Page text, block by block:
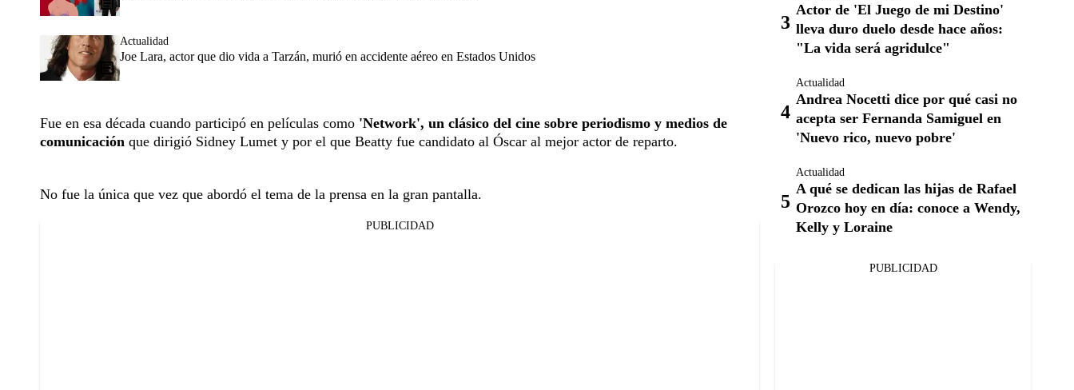
Actualidad
Joe Lara, actor que dio vida a Tarzán, murió en accidente aéreo en Estados Unidos
Fue en esa década cuando participó en películas como 'Network', un clásico del cine sobre periodismo y medios de
comunicación que dirigió Sidney Lumet y por el que Beatty fue candidato al Óscar al mejor actor de reparto.
No fue la única que vez que abordó el tema de la prensa en la gran pantalla.
PUBLICIDAD
Actor de 'El Juego de mi Destino'
lleva duro duelo desde hace años:
"La vida será agridulce"
Actualidad
Andrea Nocetti dice por qué casi no
acepta ser Fernanda Samiguel en
'Nuevo rico, nuevo pobre'
Actualidad
A qué se dedican las hijas de Rafael
Orozco hoy en día: conoce a Wendy,
Kelly y Loraine
PUBLICIDAD